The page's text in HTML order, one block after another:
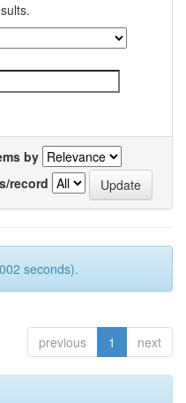
by
record
seconds).
previous 1 next